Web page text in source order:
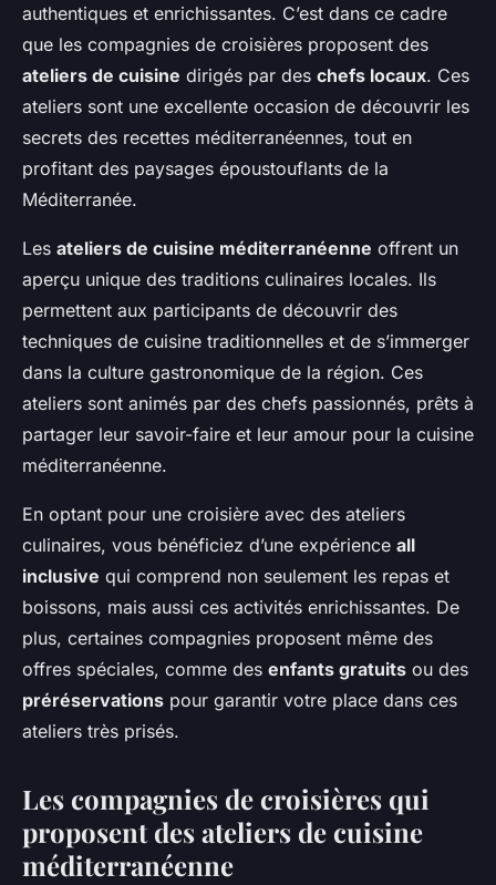
authentiques et enrichissantes. C’est dans ce cadre
que les compagnies de croisières proposent des
ateliers de cuisine dirigés par des chefs locaux. Ces
ateliers sont une excellente occasion de découvrir les
secrets des recettes méditerranéennes, tout en
profitant des paysages époustouflants de la
Méditerranée.
Les ateliers de cuisine méditerranéenne offrent un
aperçu unique des traditions culinaires locales. Ils
permettent aux participants de découvrir des
techniques de cuisine traditionnelles et de s’immerger
dans la culture gastronomique de la région. Ces
ateliers sont animés par des chefs passionnés, prêts à
partager leur savoir-faire et leur amour pour la cuisine
méditerranéenne.
En optant pour une croisière avec des ateliers
culinaires, vous bénéficiez d’une expérience all
inclusive qui comprend non seulement les repas et
boissons, mais aussi ces activités enrichissantes. De
plus, certaines compagnies proposent même des
offres spéciales, comme des enfants gratuits ou des
préréservations pour garantir votre place dans ces
ateliers très prisés.
Les compagnies de croisières qui
proposent des ateliers de cuisine
méditerranéenne